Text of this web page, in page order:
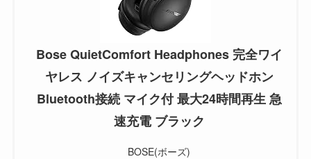
Bose QuietComfort Headphones 完全ワイ
ヤレス ノイズキャンセリングヘッドホン
Bluetooth接続 マイク付 最大24時間再生 急
速充電 ブラック
BOSE(ボーズ)